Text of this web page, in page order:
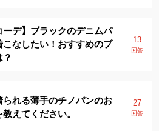
ーデ】ブラックのデニムパ
こなしたい！おすすめのブ
？
13
回答
られる薄手のチノパンのお
えてください。
27
回答